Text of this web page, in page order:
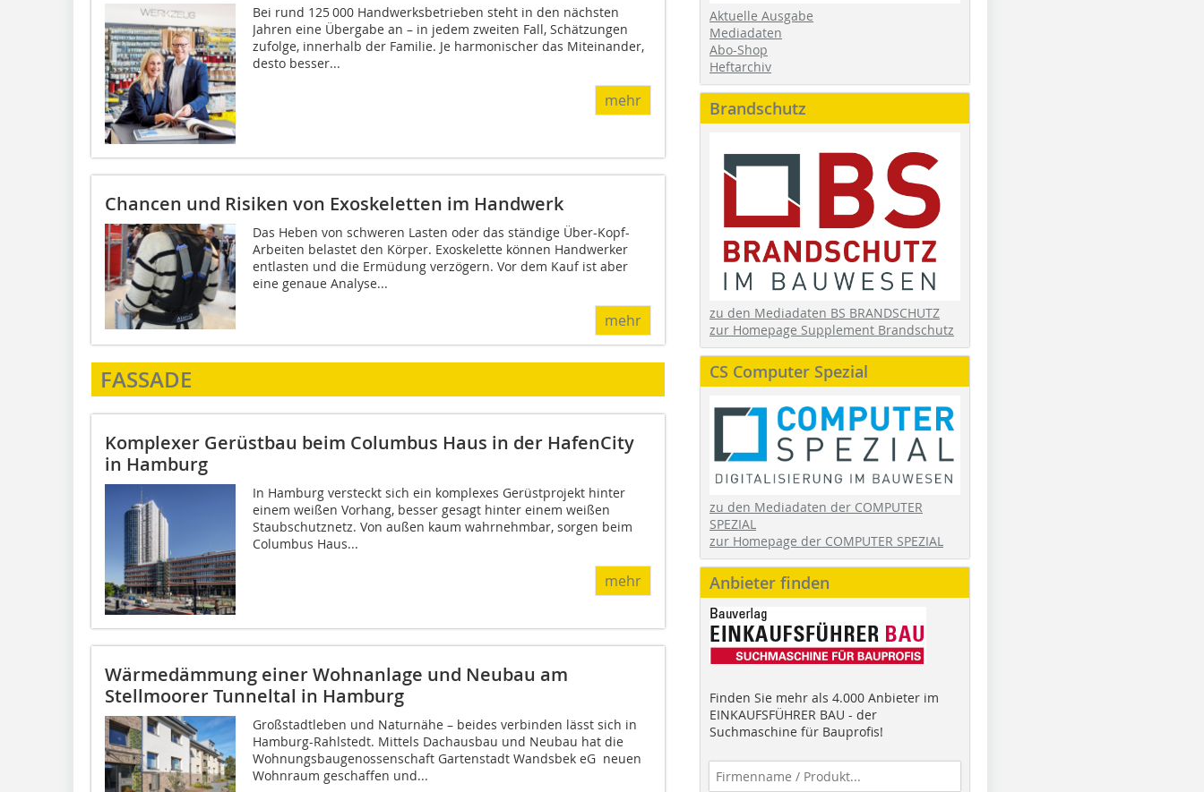
Bei rund 125 000 Handwerksbetrieben steht in den nächsten
Jahren eine Übergabe an – in jedem zweiten Fall, Schätzungen
zufolge, innerhalb der Familie. Je harmonischer das Miteinander,
desto besser...
mehr
Chancen und Risiken von Exoskeletten im Handwerk
Das Heben von schweren Lasten oder das ständige Über-Kopf-
Arbeiten belastet den Körper. Exoskelette können Handwerker
entlasten und die Ermüdung verzögern. Vor dem Kauf ist aber
eine genaue Analyse...
mehr
FASSADE
Komplexer Gerüstbau beim Columbus Haus in der HafenCity
in Hamburg
In Hamburg versteckt sich ein komplexes Gerüstprojekt hinter
einem weißen Vorhang, besser gesagt hinter einem weißen
Staubschutznetz. Von außen kaum wahrnehmbar, sorgen beim
Columbus Haus...
mehr
Wärmedämmung einer Wohnanlage und Neubau am
Stellmoorer Tunneltal in Hamburg
Großstadtleben und Naturnähe – beides verbinden lässt sich in
Hamburg-Rahlstedt. Mittels Dachausbau und Neubau hat die
Wohnungsbaugenossenschaft Gartenstadt Wandsbek eG neuen
Wohnraum geschaffen und...
Aktuelle Ausgabe
Mediadaten
Abo-Shop
Heftarchiv
Brandschutz
zu den Mediadaten BS BRANDSCHUTZ
zur Homepage Supplement Brandschutz
CS Computer Spezial
zu den Mediadaten der COMPUTER
SPEZIAL
zur Homepage der COMPUTER SPEZIAL
Anbieter finden
Finden Sie mehr als 4.000 Anbieter im
EINKAUFSFÜHRER BAU - der
Suchmaschine für Bauprofis!